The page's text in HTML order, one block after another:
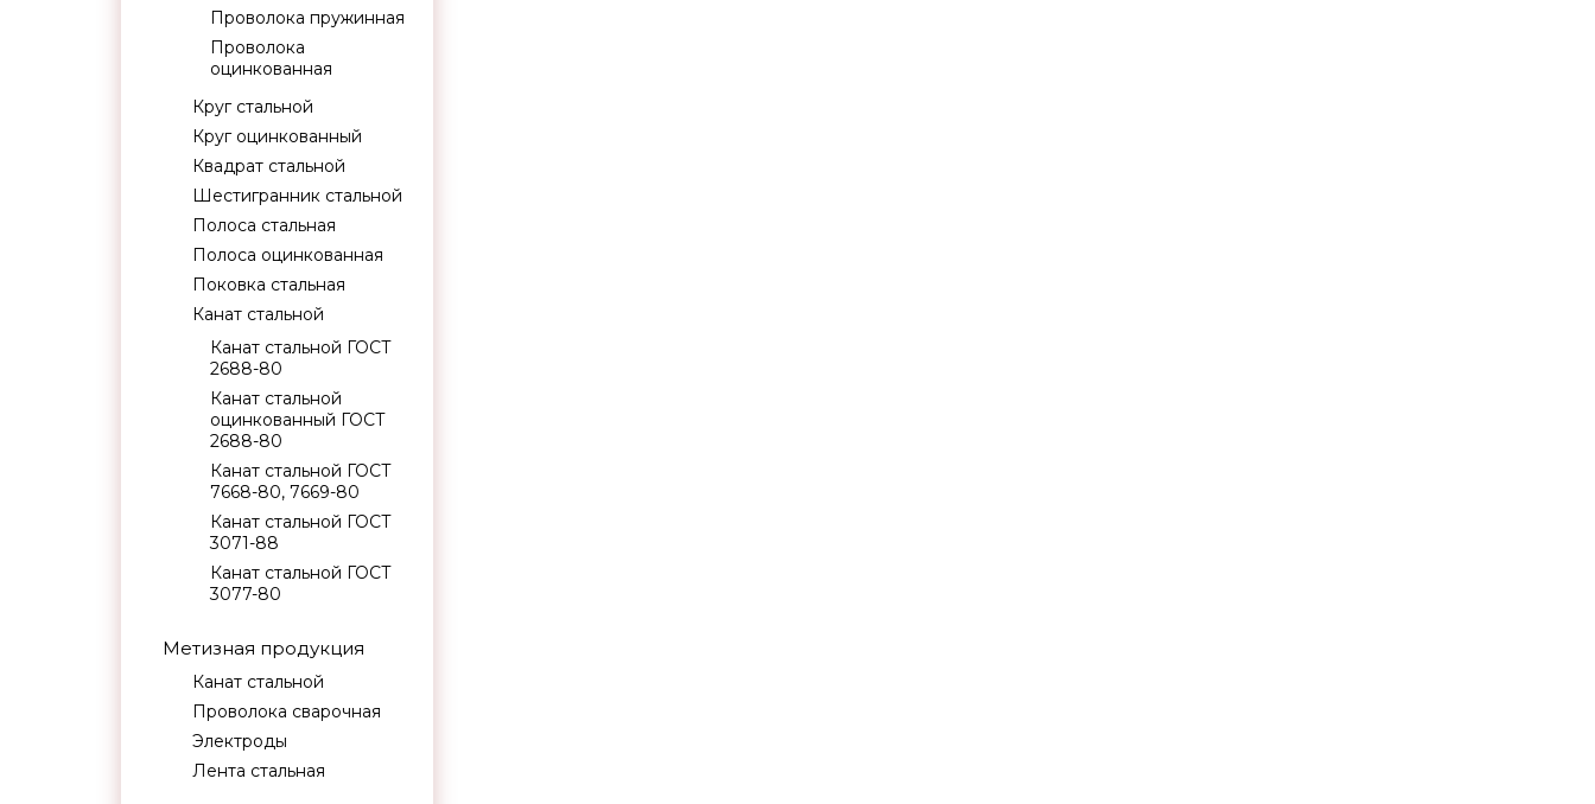
Проволока пружинная
Проволока
оцинкованная
Круг стальной
Круг оцинкованный
Квадрат стальной
Шестигранник стальной
Полоса стальная
Полоса оцинкованная
Поковка стальная
Канат стальной
Канат стальной ГОСТ
2688-80
Канат стальной
оцинкованный ГОСТ
2688-80
Канат стальной ГОСТ
7668-80, 7669-80
Канат стальной ГОСТ
3071-88
Канат стальной ГОСТ
3077-80
Метизная продукция
Канат стальной
Проволока сварочная
Электроды
Лента стальная